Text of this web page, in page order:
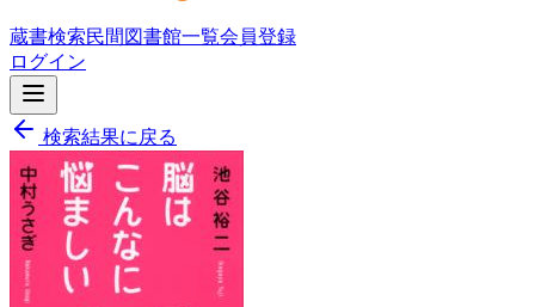
蔵書検索民間図書館一覧会員登録
ログイン
検索結果に戻る